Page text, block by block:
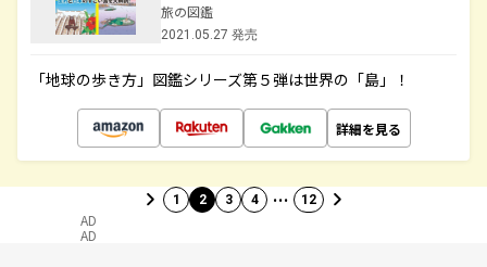
旅の図鑑
2021.05.27 発売
「地球の歩き方」図鑑シリーズ第５弾は世界の「島」！
詳細を見る
1 2 3 4 … 12
AD
AD